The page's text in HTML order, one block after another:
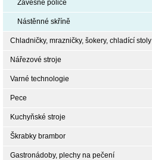
Závěsné police
Nástěnné skříně
Chladničky, mrazničky, šokery, chladící stoly
Nářezové stroje
Varné technologie
Pece
Kuchyňské stroje
Škrabky brambor
Gastronádoby, plechy na pečení